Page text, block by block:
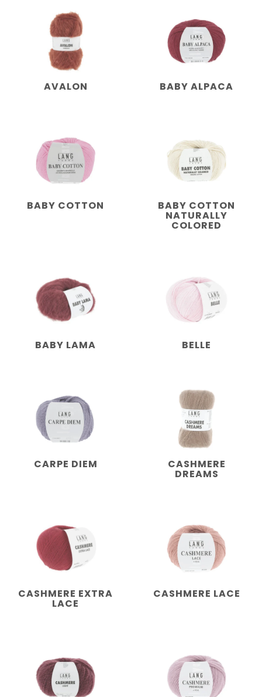
AVALON BABY ALPACA
BABY COTTON BABY COTTON
NATURALLY
COLORED
BABY LAMA BELLE
CARPE DIEM CASHMERE
DREAMS
CASHMERE EXTRA
LACE
CASHMERE LACE